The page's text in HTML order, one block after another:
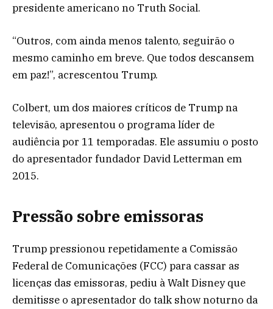
presidente americano no Truth Social.
“Outros, com ainda menos talento, seguirão o
mesmo caminho em breve. Que todos descansem
em paz!”, acrescentou Trump.
Colbert, um dos maiores críticos de Trump na
televisão, apresentou o programa líder de
audiência por 11 temporadas. Ele assumiu o posto
do apresentador fundador David Letterman em
2015.
Pressão sobre emissoras
Trump pressionou repetidamente a Comissão
Federal de Comunicações (FCC) para cassar as
licenças das emissoras, pediu à Walt Disney que
demitisse o apresentador do talk show noturno da